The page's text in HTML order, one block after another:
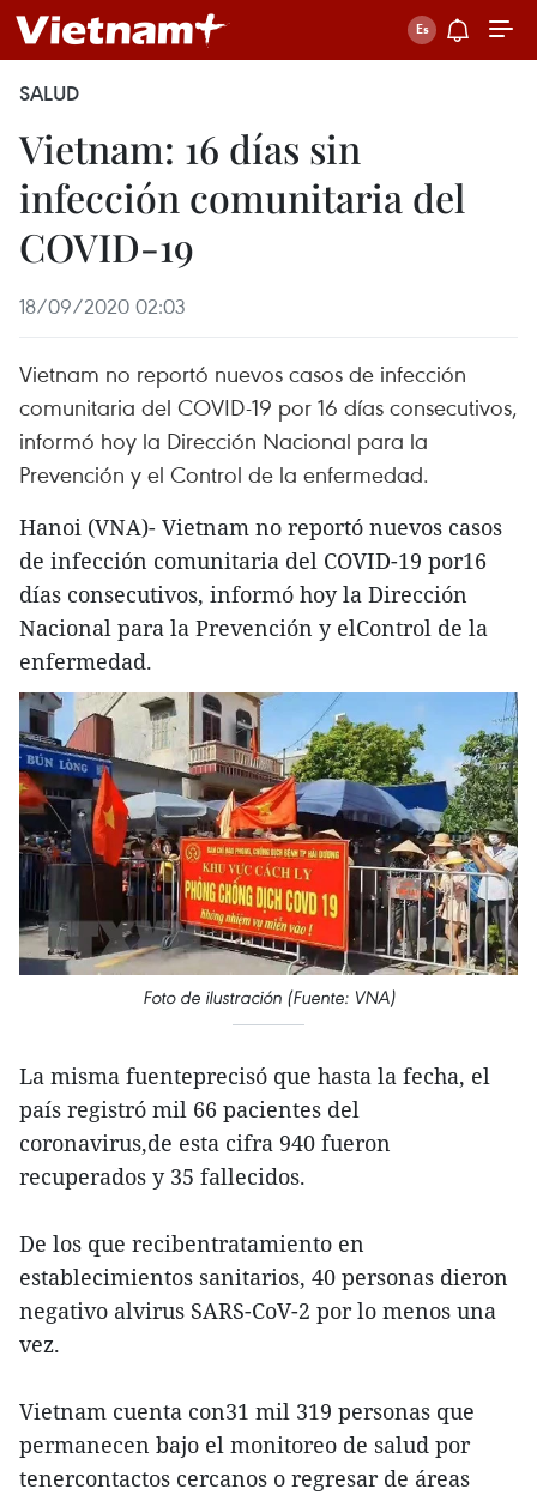
SALUD
Vietnam: 16 días sin
infección comunitaria del
COVID-19
18/09/2020 02:03
Vietnam no reportó nuevos casos de infección
comunitaria del COVID-19 por 16 días consecutivos,
informó hoy la Dirección Nacional para la
Prevención y el Control de la enfermedad.
Hanoi (VNA)- Vietnam no reportó nuevos casos
de infección comunitaria del COVID-19 por16
días consecutivos, informó hoy la Dirección
Nacional para la Prevención y elControl de la
enfermedad.
Foto de ilustración (Fuente: VNA)
La misma fuenteprecisó que hasta la fecha, el
país registró mil 66 pacientes del
coronavirus,de esta cifra 940 fueron
recuperados y 35 fallecidos.
De los que recibentratamiento en
establecimientos sanitarios, 40 personas dieron
negativo alvirus SARS-CoV-2 por lo menos una
vez.
Vietnam cuenta con31 mil 319 personas que
permanecen bajo el monitoreo de salud por
tenercontactos cercanos o regresar de áreas